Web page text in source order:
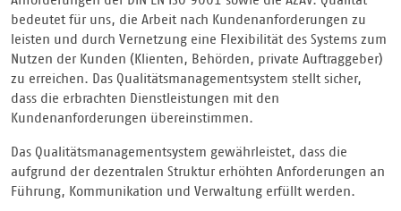
bedeutet für uns, die Arbeit nach Kundenanforderungen zu
leisten und durch Vernetzung eine Flexibilität des Systems zum
Nutzen der Kunden (Klienten, Behörden, private Auftraggeber)
zu erreichen. Das Qualitätsmanagementsystem stellt sicher,
dass die erbrachten Dienstleistungen mit den
Kundenanforderungen übereinstimmen.
Das Qualitätsmanagementsystem gewährleistet, dass die
aufgrund der dezentralen Struktur erhöhten Anforderungen an
Führung, Kommunikation und Verwaltung erfüllt werden.